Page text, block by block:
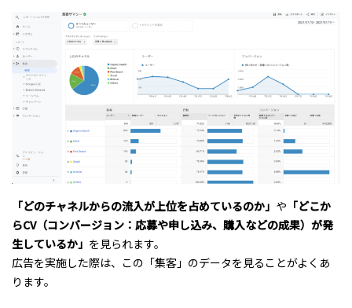
「どのチャネルからの流入が上位を占めているのか」 や 「どこか
らCV（コンバージョン：応募や申し込み、購入などの成果）が発
生しているか」 を見られます。
広告を実施した際は、この「集客」のデータを見ることがよくあ
ります。